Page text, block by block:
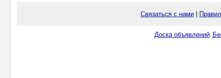
Связаться с нами
Доска объявлений.